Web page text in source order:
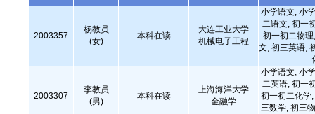
2003357
杨教员
(女)
本科在读
大连工业大学
机械电子工程
小学语文, 小
二语文, 初一
初一初二物
文, 初三英语,
2003307
李教员
(男)
本科在读
上海海洋大学
金融学
小学语文, 小
二英语, 初一
初一初二化学
三数学, 初三